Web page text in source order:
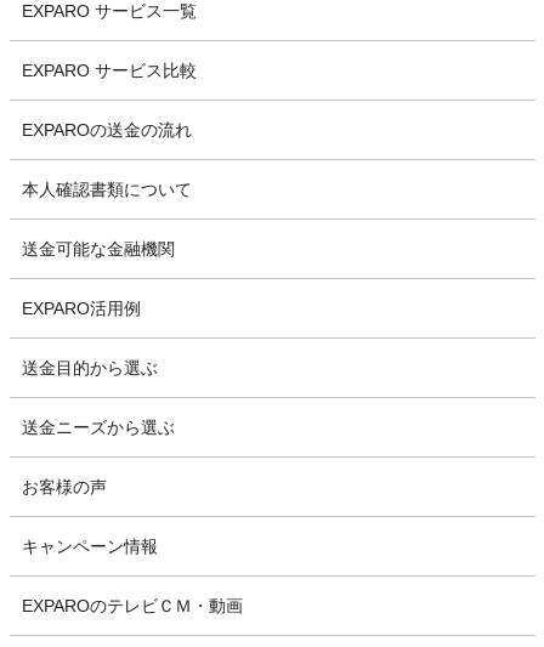
EXPARO サービス一覧
EXPARO サービス比較
EXPAROの送金の流れ
本人確認書類について
送金可能な金融機関
EXPARO活用例
送金目的から選ぶ
送金ニーズから選ぶ
お客様の声
キャンペーン情報
EXPAROのテレビＣＭ・動画